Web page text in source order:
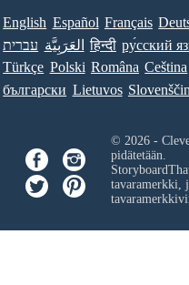
English Español Français
עברית العَرَبِيَّة हिन्दी ру́сский
Türkçe Polski Româna Ceština
български Lietuvos
© 2026 -
pidätetään.
tavaramerkki,